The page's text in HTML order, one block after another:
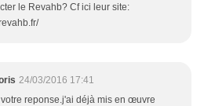
le Revahb? Cf ici leur site:
24/03/2016 17:41
reponse.j'ai déjà mis en œuvre